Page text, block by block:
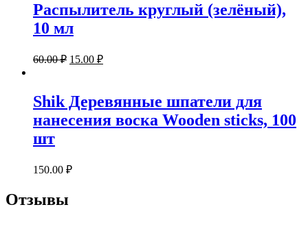
Распылитель круглый (зелёный),
10 мл
60.00₽ 15.00 ₽
Shik Деревянные шпатели для
нанесения воска Wooden sticks, 100
шт
150.00 ₽
Отзывы